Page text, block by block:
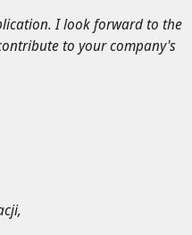
I look forward to the
to your company's